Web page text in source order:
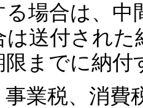
る場合は、
は送付され
限までに納
業税、消